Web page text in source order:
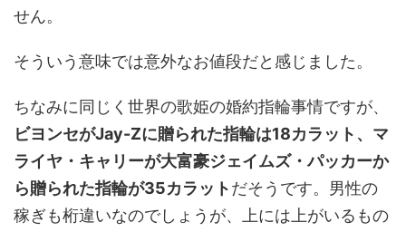
せん。
そういう意味では意外なお値段だと感じました。
ちなみに同じく世界の歌姫の婚約指輪事情ですが、
ビヨンセがJay-Zに贈られた指輪は18カラット、マ
ライヤ・キャリーが大富豪ジェイムズ・パッカーか
ら贈られた指輪が35カラットだそうです。男性の
稼ぎも桁違いなのでしょうが、上には上がいるもの